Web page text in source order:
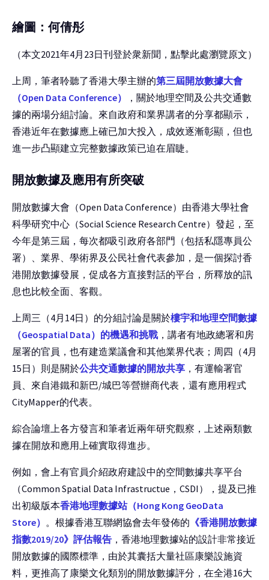
繪圖：何倩彤
（本文2021年4月23日刊登於衆新聞，點擊此處瀏覽原文）
上周，筆者聆聽了香港大學主辦的第三屆開放數據大會
（Open Data Conference）
，關於地理空間及公共交通數
據的兩場分組討論。來自政府和業界講者的分享都顯示，
香港近年在數據應上確已加大投入，成效逐漸彰顯，但也
進一步凸顯建立完整數據政策已迫在眉睫。
開放數據及應用有所突破
開放數據大會（Open Data Conference）由香港大學社會
科學研究中心（Social Science Research Centre）發起，至
今年是第三屆，每次都吸引政府各部門（包括私隱專員公
署）、業界、學術界及公民社會代表參加，是一個探討香
港開放數據發展，促成各方直接對話的平台，所釋放的訊
息也比較全面、客觀。
上周三（4月14日）的分組討論是關於樓宇和地理空間數據
（Geospatial Data）的機遇和挑戰 ，講者有地政總署和房
屋署的官員，也有建造業議會和其他業界代表；周四（4月
15日）則是關於公共交通數據的開放共享 ，有運輸署官
員、來自港鐵和新巴/城巴等營辦商代表，還有應用程式
CityMapper的代表。
綜合論壇上各方發言和筆者近兩年研究觀察，上述兩類數
據在開放和應用上確實取得進步。
例如，會上有官員介紹政府建設中的空間數據共享平台
（Common Spatial Data Infrastructue，CSDI），提及已推
出初級版本香港地理數據站（Hong Kong GeoData
Store） 。根據香港互聯網協會去年發佈的 《香港開放數據
指數2019/20》評估報告 ，香港地理數據站的設計非常接近
開放數據的國際標準，由於其囊括大量社區康樂設施資
料，更推高了康樂文化類別的開放數據評分，在全港16大